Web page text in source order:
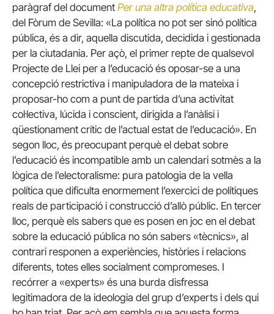
paràgraf del document Per una altra política educativa,
del Fòrum de Sevilla: «La política no pot ser sinó política
pública, és a dir, aquella discutida, decidida i gestionada
per la ciutadania. Per açò, el primer repte de qualsevol
Projecte de Llei per a l’educació és oposar-se a una
concepció restrictiva i manipuladora de la mateixa i
proposar-ho com a punt de partida d’una activitat
col·lectiva, lúcida i conscient, dirigida a l’anàlisi i
qüestionament crític de l’actual estat de l’educació». En
segon lloc, és preocupant perquè el debat sobre
l’educació és incompatible amb un calendari sotmès a la
lògica de l’electoralisme: pura patologia de la vella
política que dificulta enormement l’exercici de polítiques
reals de participació i construcció d’allò públic. En tercer
lloc, perquè els sabers que es posen en joc en el debat
sobre la educació pública no són sabers «tècnics», al
contrari responen a experiències, històries i relacions
diferents, totes elles socialment compromeses. I
recórrer a «experts» és una burda disfressa
legitimadora de la ideologia del grup d’experts i dels qui